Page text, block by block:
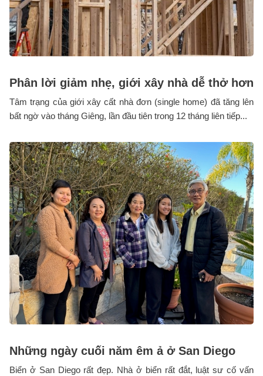
Phân lời giảm nhẹ, giới xây nhà dễ thở hơn
Tâm trạng của giới xây cất nhà đơn (single home) đã tăng lên
bất ngờ vào tháng Giêng, lần đầu tiên trong 12 tháng liên tiếp...
Những ngày cuối năm êm ả ở San Diego
Biển ở San Diego rất đẹp. Nhà ở biển rất đắt, luật sư cố vấn